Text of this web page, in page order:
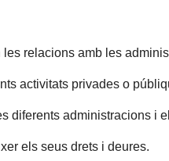
relacions amb les
activitats privades o
diferents administracions i
els seus drets i deures.